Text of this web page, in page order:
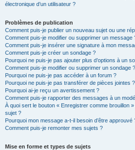
électronique d’un utilisateur ?
Problèmes de publication
Comment puis-je publier un nouveau sujet ou une
Comment puis-je modifier ou supprimer un message
Comment puis-je insérer une signature à mon
Comment puis-je créer un sondage ?
Pourquoi ne puis-je pas ajouter plus d’options à un
Comment puis-je modifier ou supprimer un sondage ?
Pourquoi ne puis-je pas accéder à un forum ?
Pourquoi ne puis-je pas transférer de pièces jointes ?
Pourquoi ai-je reçu un avertissement ?
Comment puis-je rapporter des messages à un
À quoi sert le bouton « Enregistrer comme brouillon
sujet ?
Pourquoi mon message a-t-il besoin d’être approuvé
Comment puis-je remonter mes sujets ?
Mise en forme et types de sujets